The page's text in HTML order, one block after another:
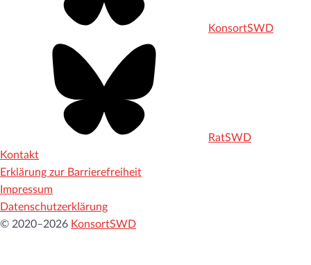
KonsortSWD
RatSWD
Kontakt
Erklärung zur Barrierefreiheit
Impressum
Datenschutzerklärung
© 2020–2026 KonsortSWD